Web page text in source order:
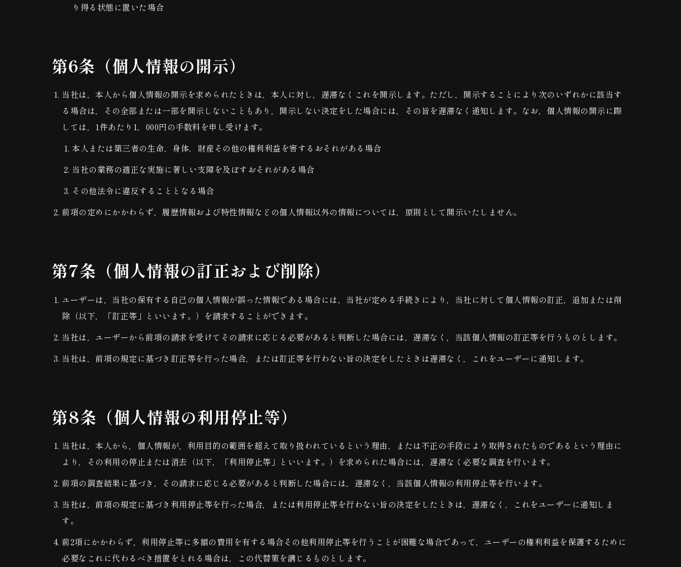
り得る状態に置いた場合
第6条（個人情報の開示）
当社は，本人から個人情報の開示を求められたときは，本人に対し，遅滞なくこれを開示します。ただし，開示することにより次のいずれかに該当す
る場合は，その全部または一部を開示しないこともあり，開示しない決定をした場合には，その旨を遅滞なく通知します。なお，個人情報の開示に際
しては，1件あたり1，000円の手数料を申し受けます。
本人または第三者の生命，身体，財産その他の権利利益を害するおそれがある場合
当社の業務の適正な実施に著しい支障を及ぼすおそれがある場合
その他法令に違反することとなる場合
前項の定めにかかわらず，履歴情報および特性情報などの個人情報以外の情報については，原則として開示いたしません。
第7条（個人情報の訂正および削除）
ユーザーは，当社の保有する自己の個人情報が誤った情報である場合には，当社が定める手続きにより，当社に対して個人情報の訂正，追加または削
除（以下，「訂正等」といいます。）を請求することができます。
当社は，ユーザーから前項の請求を受けてその請求に応じる必要があると判断した場合には，遅滞なく，当該個人情報の訂正等を行うものとします。
当社は，前項の規定に基づき訂正等を行った場合，または訂正等を行わない旨の決定をしたときは遅滞なく，これをユーザーに通知します。
第8条（個人情報の利用停止等）
当社は，本人から，個人情報が，利用目的の範囲を超えて取り扱われているという理由，または不正の手段により取得されたものであるという理由に
より，その利用の停止または消去（以下，「利用停止等」といいます。）を求められた場合には，遅滞なく必要な調査を行います。
前項の調査結果に基づき，その請求に応じる必要があると判断した場合には，遅滞なく，当該個人情報の利用停止等を行います。
当社は，前項の規定に基づき利用停止等を行った場合，または利用停止等を行わない旨の決定をしたときは，遅滞なく，これをユーザーに通知しま
す。
前2項にかかわらず，利用停止等に多額の費用を有する場合その他利用停止等を行うことが困難な場合であって，ユーザーの権利利益を保護するために
必要なこれに代わるべき措置をとれる場合は，この代替策を講じるものとします。